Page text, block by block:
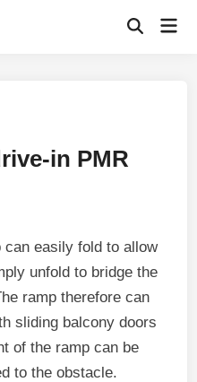
Open
in PMR
easily fold to allow
unfold to bridge the
ramp therefore can
sliding balcony doors
of the ramp can be
to the obstacle.